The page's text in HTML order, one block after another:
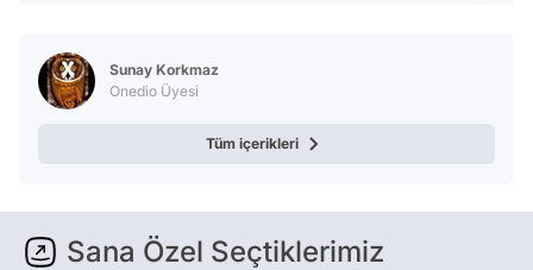
Sunay Korkmaz
Onedio Üyesi
Tüm içerikleri
Sana Özel Seçtiklerimiz